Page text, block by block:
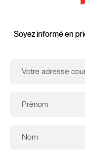
Soyez informé en